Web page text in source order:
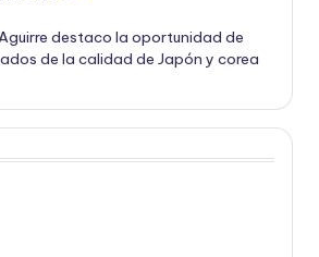
destaco la oportunidad de
de la calidad de Japón y corea